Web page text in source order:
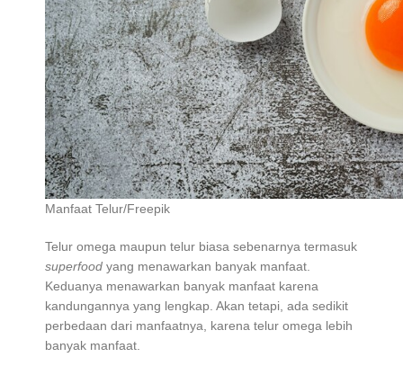
Manfaat Telur/Freepik
Telur omega maupun telur biasa sebenarnya termasuk
superfood yang menawarkan banyak manfaat.
Keduanya menawarkan banyak manfaat karena
kandungannya yang lengkap. Akan tetapi, ada sedikit
perbedaan dari manfaatnya, karena telur omega lebih
banyak manfaat.